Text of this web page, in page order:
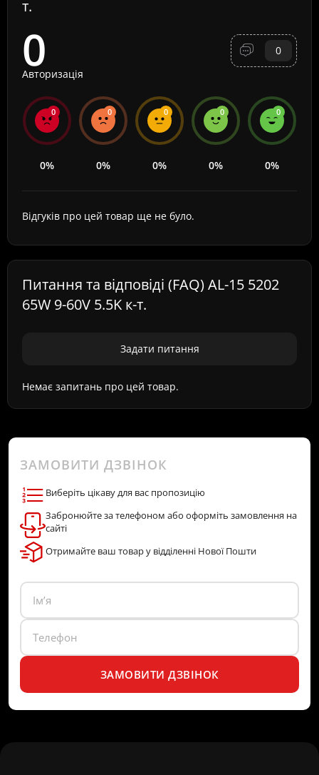
т.
0
0
Авторизація
0
0%
0
0%
0
0%
0
0%
0
0%
Відгуків про цей товар ще не було.
Питання та відповіді (FAQ) AL-15 5202
65W 9-60V 5.5K к-т.
Задати питання
Немає запитань про цей товар.
ЗАМОВИТИ ДЗВІНОК
Виберіть цікаву для вас пропозицію
Забронюйте за телефоном або оформіть замовлення на
сайті
Отримайте ваш товар у відділенні Нової Пошти
ЗАМОВИТИ ДЗВІНОК